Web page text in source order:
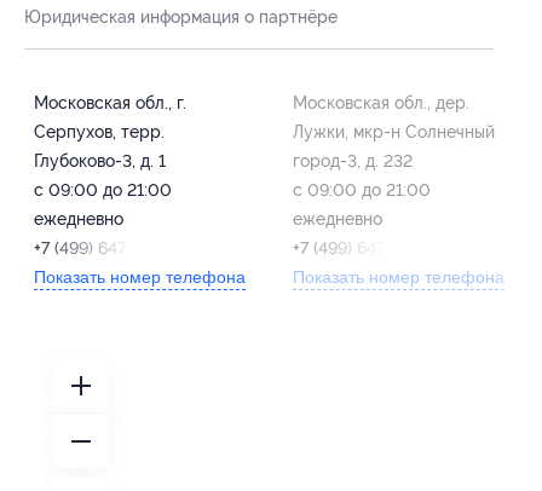
Юридическая информация о партнёре
Московская обл., г.
Серпухов, терр.
Глубоково-3, д. 1
с 09:00 до 21:00
ежедневно
+7 (499) 647-50-25
Показать номер телефона
Московская обл., дер.
Лужки, мкр-н Солнечный
город-3, д. 232
с 09:00 до 21:00
ежедневно
+7 (499) 647-50-25
Показать номер телефона